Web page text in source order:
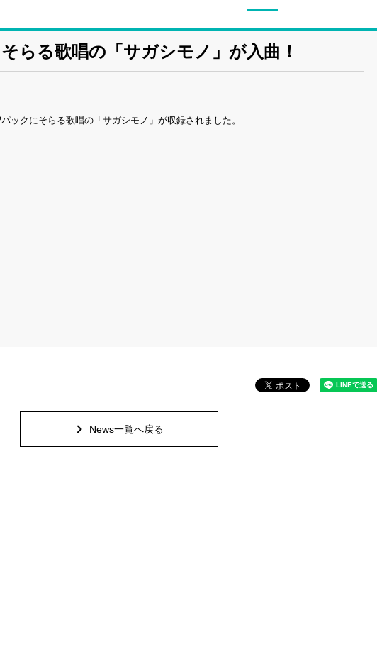
らる歌唱の「サガシモノ」が入曲！
ックにそらる歌唱の「サガシモノ」が収録されました。
News一覧へ戻る